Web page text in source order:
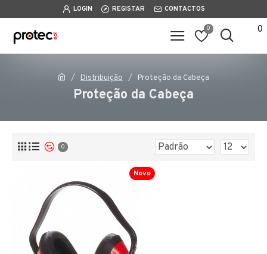
LOGIN REGISTAR CONTACTOS
0 0
Distribuição Proteção da Cabeça
Proteção da Cabeça
0
Novo